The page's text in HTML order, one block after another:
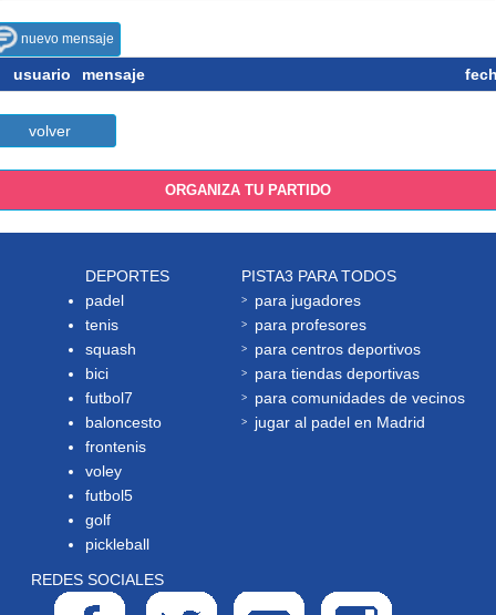
nuevo mensaje
usuario mensaje
volver
ORGANIZA TU PARTIDO
DEPORTES
padel
tenis
squash
bici
futbol7
baloncesto
frontenis
voley
futbol5
golf
pickleball
PISTA3 PARA TODOS
para jugadores
para profesores
para centros deportivos
para tiendas deportivas
para comunidades de vecinos
jugar al padel en Madrid
REDES SOCIALES